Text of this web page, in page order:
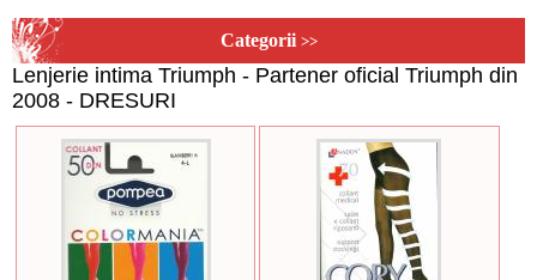
Categorii >>
Lenjerie intima Triumph - Partener oficial Triumph din
2008 - DRESURI